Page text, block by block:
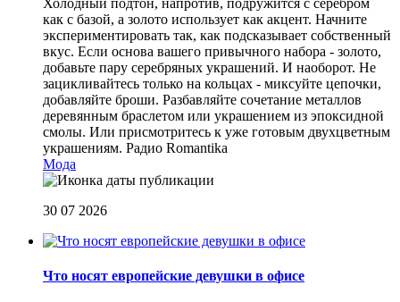
Холодный подтон, напротив, подружится с серебром
как с базой, а золото использует как акцент. Начните
экспериментировать так, как подсказывает собственный
вкус. Если основа вашего привычного набора - золото,
добавьте пару серебряных украшений. И наоборот. Не
зацикливайтесь только на кольцах - миксуйте цепочки,
добавляйте броши. Разбавляйте сочетание металлов
деревянным браслетом или украшением из эпоксидной
смолы. Или присмотритесь к уже готовым двухцветным
украшениям. Радио Romantika
Мода
30 07 2026
Что носят европейские девушки в офисе